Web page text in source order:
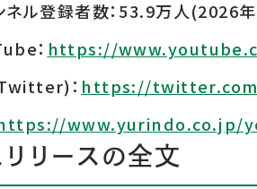
ネル登録者数：53.9万人(2026
： https://
： https://
www.yurindo.co.jp/
リリースの全文